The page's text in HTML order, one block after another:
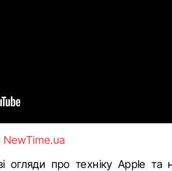
огляди про техніку Apple та